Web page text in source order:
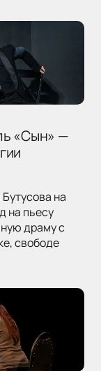
«Сын» —
на
на пьесу
драму с
свободе